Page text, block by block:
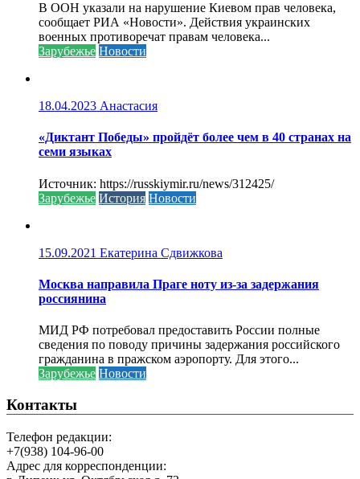
В ООН указали на нарушение Киевом прав человека,
сообщает РИА «Новости». Действия украинских
военных противоречат правам человека...
Зарубежье Новости
18.04.2023 Анастасия
«Диктант Победы» пройдёт более чем в 40 странах на
семи языках
Источник: https://russkiymir.ru/news/312425/
Зарубежье История Новости
15.09.2021 Екатерина Сдвижкова
Москва направила Праге ноту из-за задержания
россиянина
МИД РФ потребовал предоставить России полные
сведения по поводу причины задержания российского
гражданина в пражском аэропорту. Для этого...
Зарубежье Новости
Контакты
Телефон редакции:
+7(938) 104-96-00
Адрес для корреспонденции: